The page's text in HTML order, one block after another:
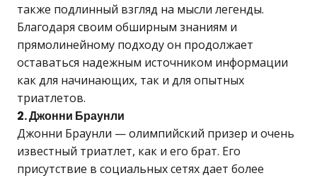
также подлинный взгляд на мысли легенды.
Благодаря своим обширным знаниям и
прямолинейному подходу он продолжает
оставаться надежным источником информации
как для начинающих, так и для опытных
триатлетов.
2. Джонни Браунли
Джонни Браунли — олимпийский призер и очень
известный триатлет, как и его брат. Его
присутствие в социальных сетях дает более